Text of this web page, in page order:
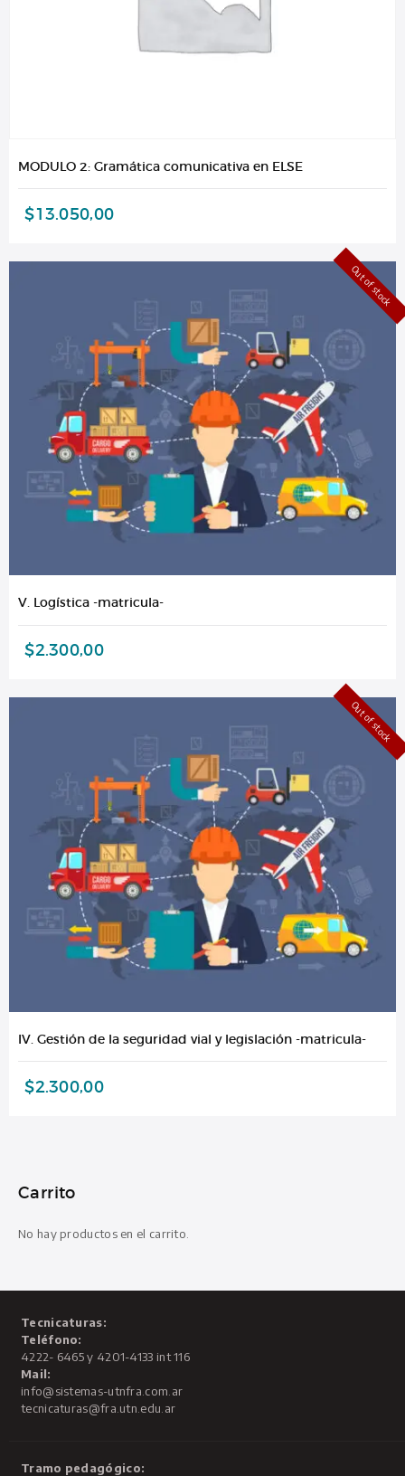
MODULO 2: Gramática comunicativa en ELSE
$13.050,00
Out of stock
V. Logística -matricula-
$2.300,00
Out of stock
IV. Gestión de la seguridad vial y legislación -matricula-
$2.300,00
Carrito
No hay productos en el carrito.
Tecnicaturas:
Teléfono:
4222- 6465 y 4201-4133 int 116
Mail:
info@sistemas-utnfra.com.ar
tecnicaturas@fra.utn.edu.ar
Tramo pedagógico: